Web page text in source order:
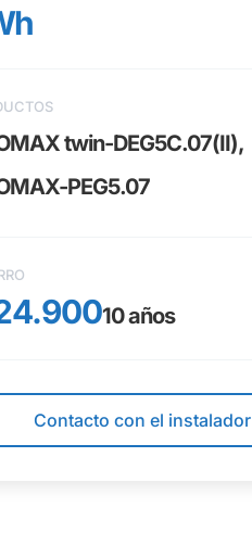
twin-DEG5C.07(II),
PEG5.07
10años
Contacto con el instalador